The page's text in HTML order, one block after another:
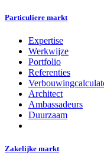
Particuliere markt
Expertise
Werkwijze
Portfolio
Referenties
Architect
Ambassadeurs
Duurzaam
Zakelijke markt